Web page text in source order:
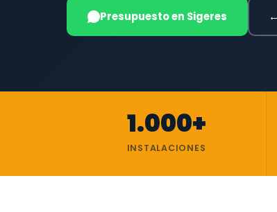
Presupuesto en Sigeres
1.000+
INSTALACIONES